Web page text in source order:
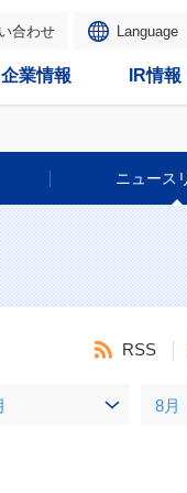
合わせ Language
企業情報 IR情報
ニュース
RSS
8月